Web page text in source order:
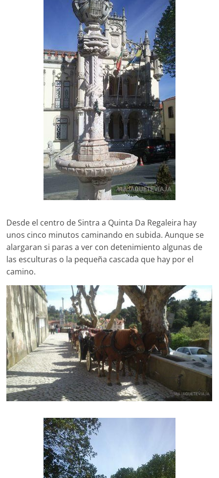
Desde el centro de Sintra a Quinta Da Regaleira hay
unos cinco minutos caminando en subida. Aunque se
alargaran si paras a ver con detenimiento algunas de
las esculturas o la pequeña cascada que hay por el
camino.